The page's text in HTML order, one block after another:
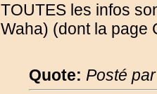
TOUTES les infos
Waha) (dont la page
Quote: Posté